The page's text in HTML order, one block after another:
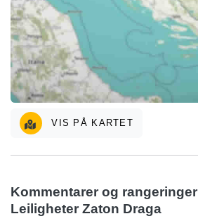
VIS PÅ KARTET
Kommentarer og rangeringer
Leiligheter Zaton Draga